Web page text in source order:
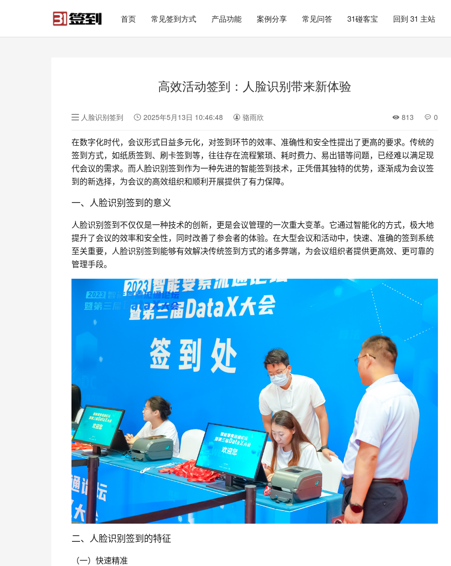
首页 常见签到方式 产品功能 案例分享 常见问答 31碰客宝 回到 31 主站
高效活动签到：人脸识别带来新体验
人脸识别签到 2025年5月13日 10:46:48 骆雨欣 813 0
在数字化时代，会议形式日益多元化，对签到环节的效率、准确性和安全性提出了更高的要求。传统的
签到方式，如纸质签到、刷卡签到等，往往存在流程繁琐、耗时费力、易出错等问题，已经难以满足现
代会议的需求。而人脸识别签到作为一种先进的智能签到技术，正凭借其独特的优势，逐渐成为会议签
到的新选择，为会议的高效组织和顺利开展提供了有力保障。
一、人脸识别签到的意义
人脸识别签到不仅仅是一种技术的创新，更是会议管理的一次重大变革。它通过智能化的方式，极大地
提升了会议的效率和安全性，同时改善了参会者的体验。在大型会议和活动中，快速、准确的签到系统
至关重要，人脸识别签到能够有效解决传统签到方式的诸多弊端，为会议组织者提供更高效、更可靠的
管理手段。
二、人脸识别签到的特征
（一）快速精准